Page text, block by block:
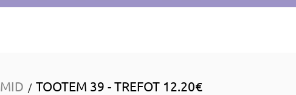
/ TOOTEM 39 - TREFOT 12.20€